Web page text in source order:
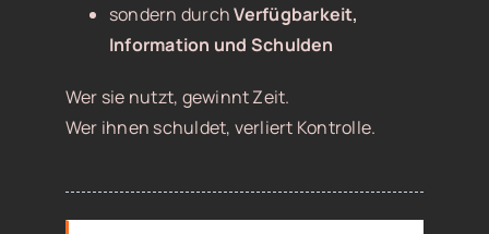
sondern durchVerfügbarkeit,
Information und Schulden
Wer sie nutzt, gewinnt Zeit.
Wer ihnen schuldet, verliert Kontrolle.